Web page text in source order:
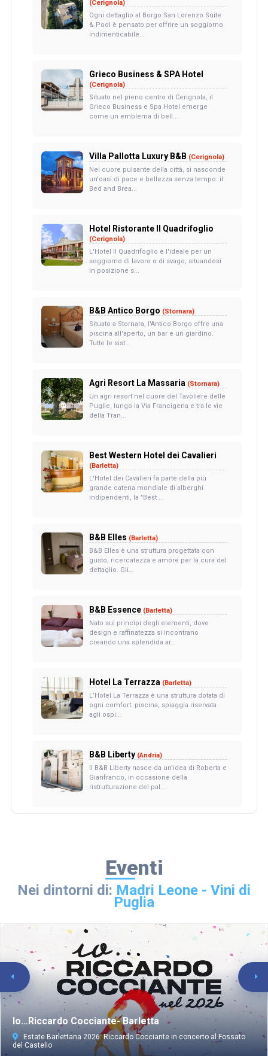
(Cerignola)
Ogni dettaglio al Borgo San Lorenzo Suite
& Pool è pensato per offrire un soggiorno
indimenticabile...
Grieco Business & SPA Hotel
(Cerignola)
Situato nel pieno centro di Cerignola, il
Grieco Business e Spa Hotel emerge
come un emblema di bell...
Villa Pallotta Luxury B&B (Cerignola)
Nel cuore pulsante della città, si nasconde
un'oasi di pace e bellezza senza tempo: il
Bed and Brea...
Hotel Ristorante Il Quadrifoglio
(Cerignola)
L'Hotel Il Quadrifoglio è l'ideale per un
soggiorno di lavoro o di svago, situandosi
in posizione s...
B&B Antico Borgo (Stornara)
Situato a Stornara, l'Antico Borgo offre una
piscina all'aperto, un bar e un giardino.
Tutte le sist...
Agri Resort La Massaria (Stornara)
Un agri resort nel cuore del Tavoliere delle
Puglie, lungo la Via Francigena e tra le vie
della Tran...
Best Western Hotel dei Cavalieri
(Barletta)
L'Hotel dei Cavalieri fa parte della più
grande catena mondiale di alberghi
indipendenti, la "Best ...
B&B Elles (Barletta)
B&B Elles è una struttura progettata con
gusto, ricercatezza e amore per la cura del
dettaglio. Gli...
B&B Essence (Barletta)
Nato sui princìpi degli elementi, dove
design e raffinatezza si incontrano
creando una splendida ar...
Hotel La Terrazza (Barletta)
L’Hotel La Terrazza è una struttura dotata di
ogni comfort: piscina, spiaggia riservata
agli ospi...
B&B Liberty (Andria)
Il B&B Liberty nasce da un'idea di Roberta e
Gianfranco, in occasione della
ristrutturazione del pal...
Eventi
Nei dintorni di: Madri Leone - Vini di
Puglia
Io…Riccardo Cocciante- Barletta
Estate Barlettana 2026: Riccardo Cocciante in concerto al Fossato
del Castello